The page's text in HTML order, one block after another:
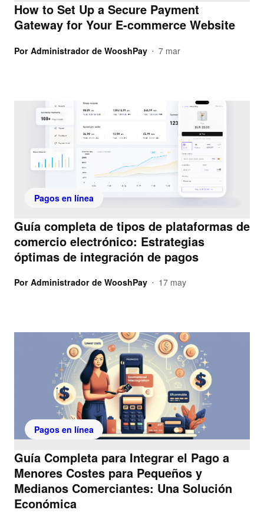
How to Set Up a Secure Payment
Gateway for Your E-commerce Website
Por Administrador de WooshPay • 7 mar
Pagos en línea
Guía completa de tipos de plataformas de
comercio electrónico: Estrategias
óptimas de integración de pagos
Por Administrador de WooshPay • 17 may
Pagos en línea
Guía Completa para Integrar el Pago a
Menores Costes para Pequeños y
Medianos Comerciantes: Una Solución
Económica